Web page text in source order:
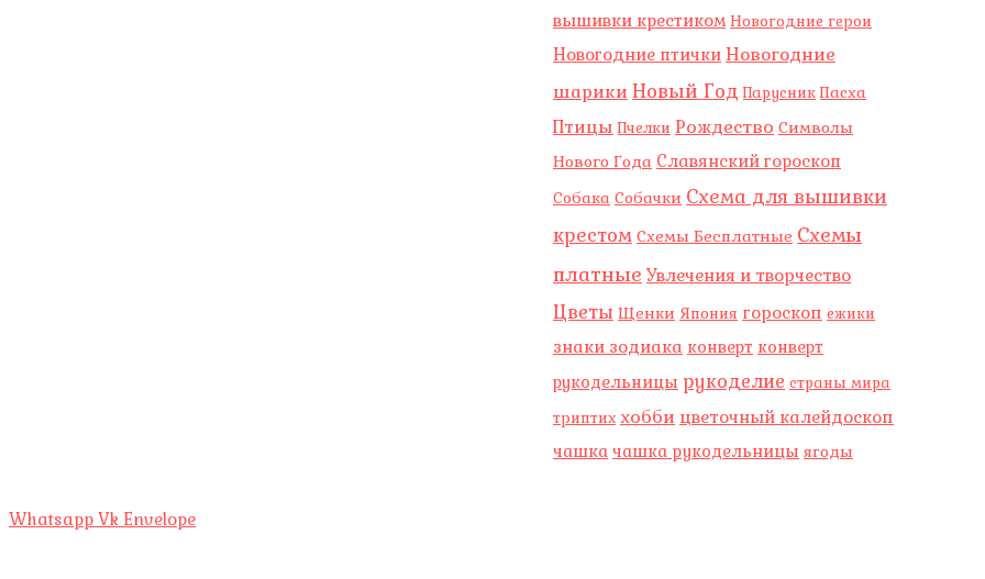
вышивки крестиком Новогодние герои
Новогодние птички Новогодние
шарики Новый Год Парусник Пасха
Птицы Пчелки Рождество Символы
Нового Года Славянский гороскоп
Собака Собачки Схема для вышивки
крестом Схемы Бесплатные Схемы
платные Увлечения и творчество
Цветы Щенки Япония гороскоп ежики
знаки зодиака конверт конверт
рукодельницы рукоделие страны мира
триптих хобби цветочный калейдоскоп
чашка чашка рукодельницы ягоды
Whatsapp Vk Envelope